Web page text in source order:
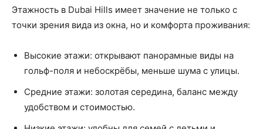
Этажность в Dubai Hills имеет значение не только с
точки зрения вида из окна, но и комфорта проживания:
Высокие этажи: открывают панорамные виды на
гольф-поля и небоскрёбы, меньше шума с улицы.
Средние этажи: золотая середина, баланс между
удобством и стоимостью.